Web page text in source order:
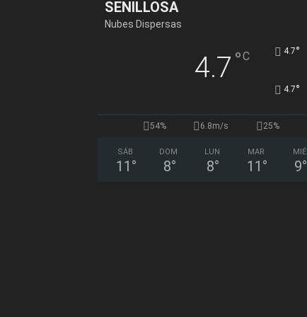
SENILLOSA
Nubes Dispersas
4.7 °C 4.7°
4.7°
54% 6.8m/s 25%
SÁB
11 °
DOM
8°
LUN
8°
MAR
11 °
MIÉ
9°